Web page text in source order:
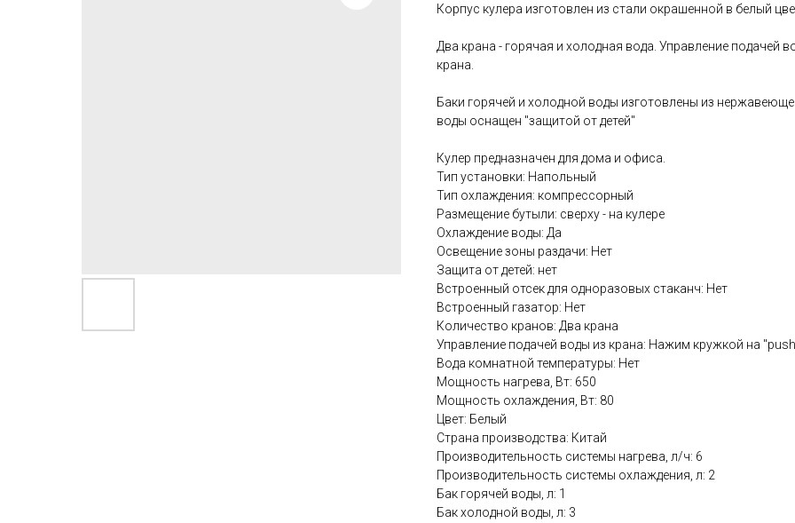
Корпус кулера изготовлен из стали окрашенной в белый
Два крана - горячая и холодная вода. Управление подачей
крана.
Баки горячей и холодной воды изготовлены из
воды оснащен "защитой от детей"
Кулер предназначен для дома и офиса.
Тип установки: Напольный
Тип охлаждения: компрессорный
Размещение бутыли: сверху - на кулере
Охлаждение воды: Да
Освещение зоны раздачи: Нет
Защита от детей: нет
Встроенный отсек для одноразовых стаканч: Нет
Встроенный газатор: Нет
Количество кранов: Два крана
Управление подачей воды из крана: Нажим кружкой на
Вода комнатной температуры: Нет
Мощность нагрева, Вт: 650
Мощность охлаждения, Вт: 80
Цвет: Белый
Страна производства: Китай
Производительность системы нагрева, л/ч: 6
Производительность системы охлаждения, л: 2
Бак горячей воды, л: 1
Бак холодной воды, л: 3